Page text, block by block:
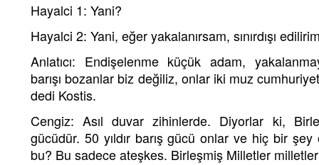
Hayalci 1: Yani?
Hayalci 2: Yani, eğer yakalanırsam, sınırdışı
Anlatıcı: Endişelenme küçük adam,
barışı bozanlar biz değiliz, onlar iki muz
dedi Kostis.
Cengiz: Asıl duvar zihinlerde. Diyorlar ki,
gücüdür. 50 yıldır barış gücü onlar ve hiç bir şey
bu? Bu sadece ateşkes. Birleşmiş Milletler